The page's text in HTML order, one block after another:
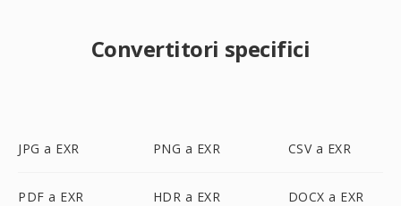
Convertitori specifici
JPG a EXR PNG a EXR CSV a EXR
PDF a EXR HDR a EXR DOCX a EXR